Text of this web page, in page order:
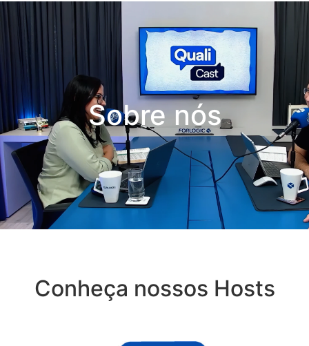
Sobre nós
Conheça nossos Hosts